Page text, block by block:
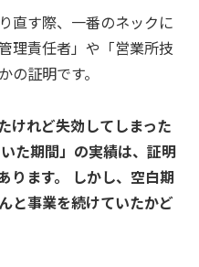
直す際、一番のネックに
理責任者」や「営業所技
証明です。
けれど失効してしまった
た期間」の実績は、証明
ります。 しかし、空白期
と事業を続けていたかど